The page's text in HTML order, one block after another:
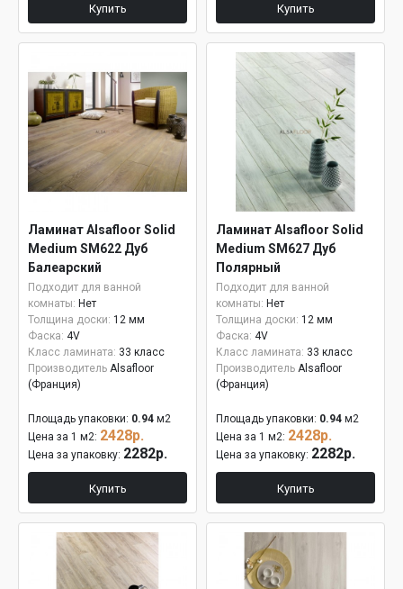
Купить Купить
Ламинат Alsafloor Solid
Medium SM622 Дуб
Балеарский
Подходит для ванной
комнаты: Нет
Толщина доски: 12 мм
Фаска: 4V
Класс ламината: 33 класс
Производитель Alsafloor
(Франция)
Площадь упаковки: 0.94 м2
Цена за 1 м2: 2428р.
Цена за упаковку: 2282р.
Купить
Ламинат Alsafloor Solid
Medium SM627 Дуб
Полярный
Подходит для ванной
комнаты: Нет
Толщина доски: 12 мм
Фаска: 4V
Класс ламината: 33 класс
Производитель Alsafloor
(Франция)
Площадь упаковки: 0.94 м2
Цена за 1 м2: 2428р.
Цена за упаковку: 2282р.
Купить